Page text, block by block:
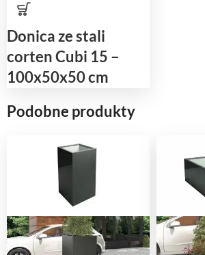
Donica ze stali
corten Cubi 15 –
100x50x50 cm
Podobne produkty